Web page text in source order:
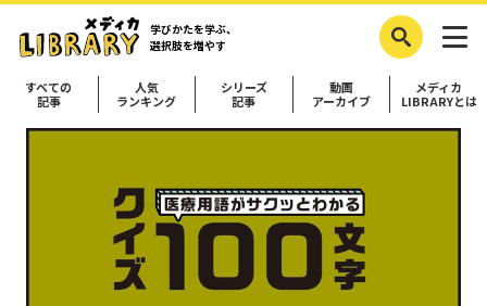
学びかたを学ぶ、
選択肢を増やす
すべての
記事
人気
ランキング
シリーズ
記事
動画
アーカイブ
メディカ
LIBRARYとは